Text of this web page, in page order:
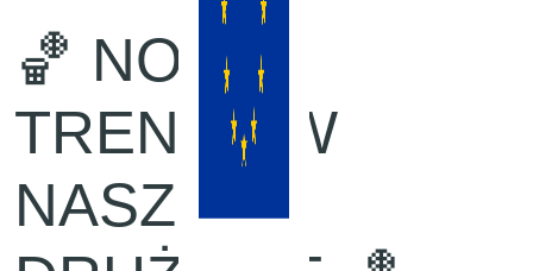
🏀 NOWY
TRENER W
NASZEJ